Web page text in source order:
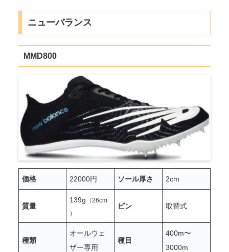
ニューバランス
MMD800
価格 22000円 ソール厚さ 2cm
質量
139g （26cm
）
ピン 取替式
種類
オールウェ
ザー専用
種目
400m〜
3000m